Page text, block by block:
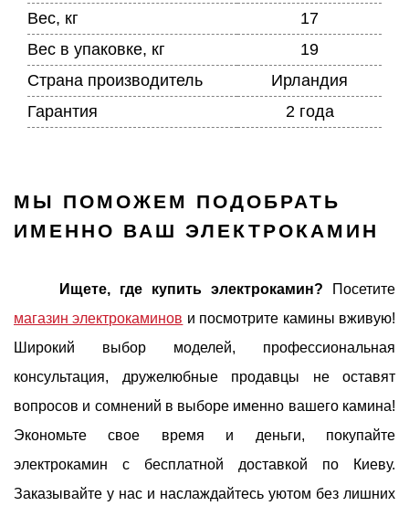
Вес, кг
17
Вес в упаковке, кг
19
Страна производитель
Ирландия
Гарантия
2 года
МЫ ПОМОЖЕМ ПОДОБРАТЬ
ИМЕННО ВАШ ЭЛЕКТРОКАМИН
Ищете, где купить электрокамин? Посетите
магазин электрокаминов и посмотрите камины вживую!
Широкий выбор моделей, профессиональная
консультация, дружелюбные продавцы не оставят
вопросов и сомнений в выборе именно вашего камина!
Экономьте свое время и деньги, покупайте
электрокамин с бесплатной доставкой по Киеву.
Заказывайте у нас и наслаждайтесь уютом без лишних